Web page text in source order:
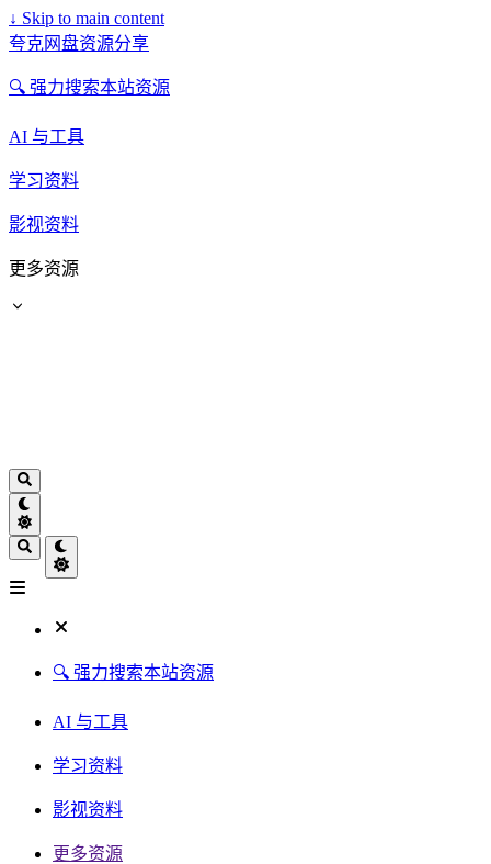
↓ Skip to main content
夸克网盘资源分享
🔍 强力搜索本站资源
AI 与工具
学习资料
影视资料
更多资源
🔍 强力搜索本站资源
AI 与工具
学习资料
影视资料
更多资源